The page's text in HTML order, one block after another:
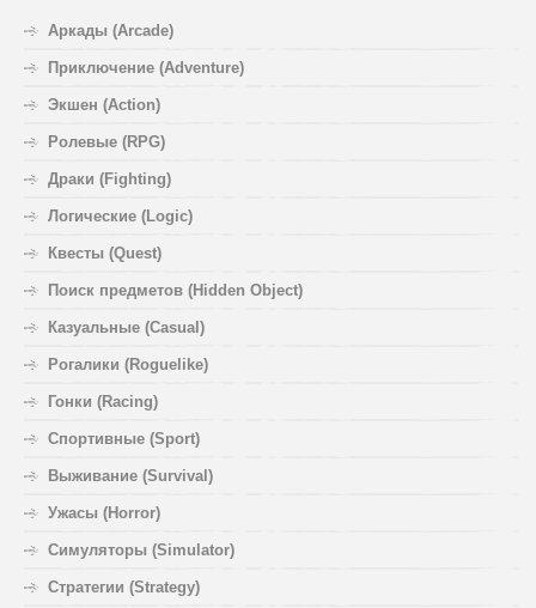
Аркады (Arcade)
Приключение (Adventure)
Экшен (Action)
Ролевые (RPG)
Драки (Fighting)
Логические (Logic)
Квесты (Quest)
Поиск предметов (Hidden Object)
Казуальные (Casual)
Рогалики (Roguelike)
Гонки (Racing)
Спортивные (Sport)
Выживание (Survival)
Ужасы (Horror)
Симуляторы (Simulator)
Стратегии (Strategy)